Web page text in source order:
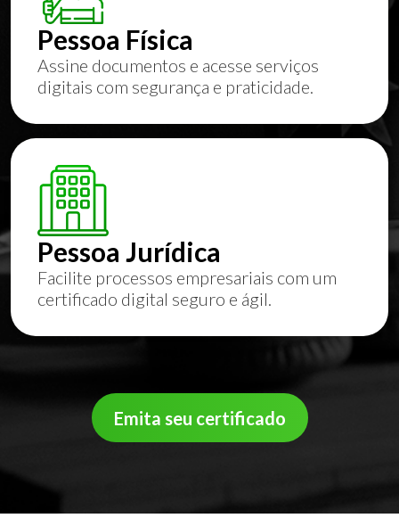
Pessoa Física
Assine documentos e acesse serviços
digitais com segurança e praticidade.
Pessoa Jurídica
Facilite processos empresariais com um
certificado digital seguro e ágil.
Emita seu certificado